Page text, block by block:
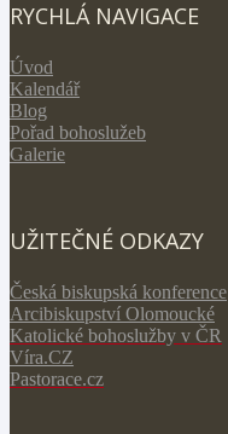
RYCHLÁ NAVIGACE
Úvod
Kalendář
Blog
Pořad bohoslužeb
Galerie
UŽITEČNÉ ODKAZY
Česká biskupská konference
Arcibiskupství Olomoucké
Katolické bohoslužby v ČR
Víra.CZ
Pastorace.cz